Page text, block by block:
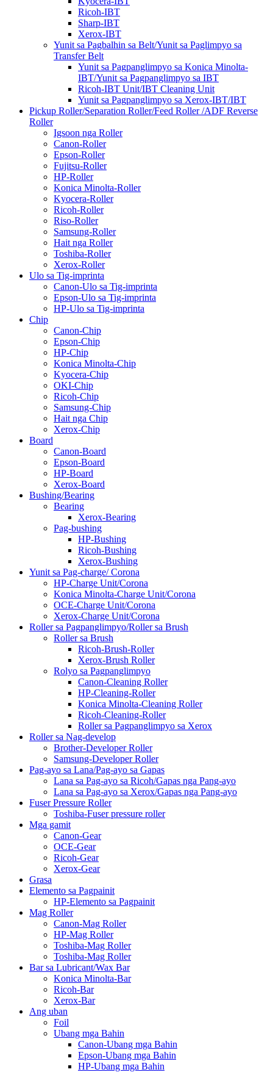
Ricoh-IBT
Sharp-IBT
Xerox-IBT
Yunit sa Pagbalhin sa Belt/Yunit sa Paglimpyo sa
Transfer Belt
Yunit sa Pagpanglimpyo sa Konica Minolta-
IBT/Yunit sa Pagpanglimpyo sa IBT
Ricoh-IBT Unit/IBT Cleaning Unit
Yunit sa Pagpanglimpyo sa Xerox-IBT/IBT
Pickup Roller/Separation Roller/Feed Roller /ADF Reverse
Roller
Igsoon nga Roller
Canon-Roller
Epson-Roller
Fujitsu-Roller
HP-Roller
Konica Minolta-Roller
Kyocera-Roller
Ricoh-Roller
Riso-Roller
Samsung-Roller
Hait nga Roller
Toshiba-Roller
Xerox-Roller
Ulo sa Tig-imprinta
Canon-Ulo sa Tig-imprinta
Epson-Ulo sa Tig-imprinta
HP-Ulo sa Tig-imprinta
Chip
Canon-Chip
Epson-Chip
HP-Chip
Konica Minolta-Chip
Kyocera-Chip
OKI-Chip
Ricoh-Chip
Samsung-Chip
Hait nga Chip
Xerox-Chip
Board
Canon-Board
Epson-Board
HP-Board
Xerox-Board
Bushing/Bearing
Bearing
Xerox-Bearing
Pag-bushing
HP-Bushing
Ricoh-Bushing
Xerox-Bushing
Yunit sa Pag-charge/ Corona
HP-Charge Unit/Corona
Konica Minolta-Charge Unit/Corona
OCE-Charge Unit/Corona
Xerox-Charge Unit/Corona
Roller sa Pagpanglimpyo/Roller sa Brush
Roller sa Brush
Ricoh-Brush-Roller
Xerox-Brush Roller
Rolyo sa Pagpanglimpyo
Canon-Cleaning Roller
HP-Cleaning-Roller
Konica Minolta-Cleaning Roller
Ricoh-Cleaning-Roller
Roller sa Pagpanglimpyo sa Xerox
Roller sa Nag-develop
Brother-Developer Roller
Samsung-Developer Roller
Pag-ayo sa Lana/Pag-ayo sa Gapas
Lana sa Pag-ayo sa Ricoh/Gapas nga Pang-ayo
Lana sa Pag-ayo sa Xerox/Gapas nga Pang-ayo
Fuser Pressure Roller
Toshiba-Fuser pressure roller
Mga gamit
Canon-Gear
OCE-Gear
Ricoh-Gear
Xerox-Gear
Grasa
Elemento sa Pagpainit
HP-Elemento sa Pagpainit
Mag Roller
Canon-Mag Roller
HP-Mag Roller
Toshiba-Mag Roller
Toshiba-Mag Roller
Bar sa Lubricant/Wax Bar
Konica Minolta-Bar
Ricoh-Bar
Xerox-Bar
Ang uban
Foil
Ubang mga Bahin
Canon-Ubang mga Bahin
Epson-Ubang mga Bahin
HP-Ubang mga Bahin